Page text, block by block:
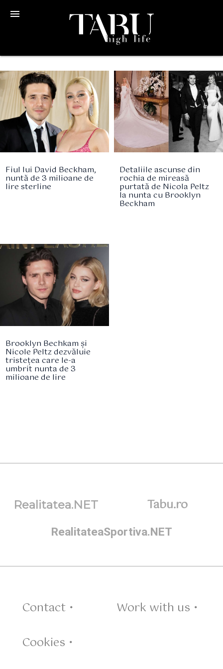
menu
Fiul lui David Beckham,
nuntă de 3 milioane de
lire sterline
Detaliile ascunse din
rochia de mireasă
purtată de Nicola Peltz
la nunta cu Brooklyn
Beckham
Brooklyn Bechkam și
Nicole Peltz dezvăluie
tristețea care le-a
umbrit nunta de 3
milioane de lire
Realitatea.NET Tabu.ro
RealitateaSportiva.NET
Contact •
Work with us •
Cookies •